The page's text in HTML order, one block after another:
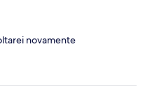
novamente